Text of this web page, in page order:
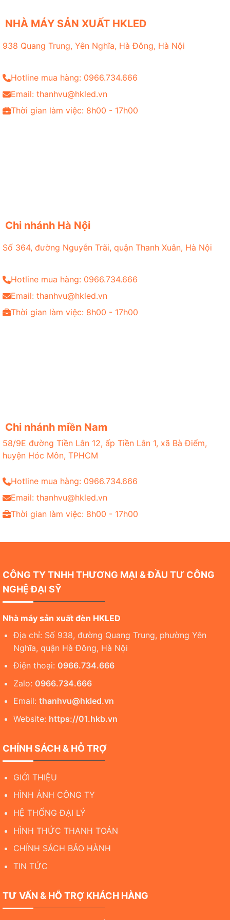
NHÀ MÁY SẢN XUẤT HKLED
938 Quang Trung, Yên Nghĩa, Hà Đông, Hà Nội
Hotline mua hàng: 0966.734.666
Email: thanhvu@hkled.vn
Thời gian làm việc: 8h00 - 17h00
Chi nhánh Hà Nội
Số 364, đường Nguyễn Trãi, quận Thanh Xuân, Hà Nội
Hotline mua hàng: 0966.734.666
Email: thanhvu@hkled.vn
Thời gian làm việc: 8h00 - 17h00
Chi nhánh miền Nam
58/9E đường Tiền Lân 12, ấp Tiền Lân 1, xã Bà Điểm,
huyện Hóc Môn, TPHCM
Hotline mua hàng: 0966.734.666
Email: thanhvu@hkled.vn
Thời gian làm việc: 8h00 - 17h00
CÔNG TY TNHH THƯƠNG MẠI & ĐẦU TƯ CÔNG
NGHỆ ĐẠI SỸ
Nhà máy sản xuất đèn HKLED
Địa chỉ: Số 938, đường Quang Trung, phường Yên
Nghĩa, quận Hà Đông, Hà Nội
Điện thoại: 0966.734.666
Zalo: 0966.734.666
Email: thanhvu@hkled.vn
Website: https://01.hkb.vn
CHÍNH SÁCH & HỖ TRỢ
GIỚI THIỆU
HÌNH ẢNH CÔNG TY
HỆ THỐNG ĐẠI LÝ
HÌNH THỨC THANH TOÁN
CHÍNH SÁCH BẢO HÀNH
TIN TỨC
TƯ VẤN & HỖ TRỢ KHÁCH HÀNG